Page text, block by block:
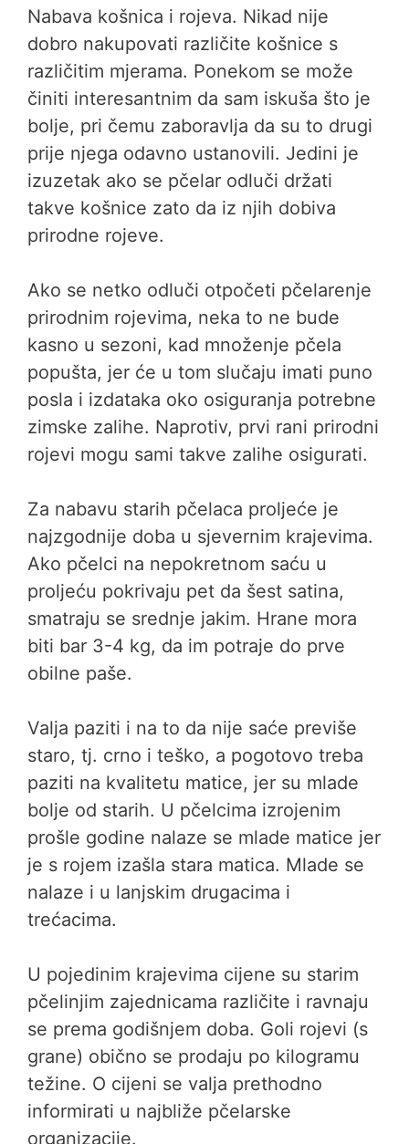
Nabava košnica i rojeva. Nikad nije
dobro nakupovati različite košnice s
različitim mjerama. Ponekom se može
činiti interesantnim da sam iskuša što je
bolje, pri čemu zaboravlja da su to drugi
prije njega odavno ustanovili. Jedini je
izuzetak ako se pčelar odluči držati
takve košnice zato da iz njih dobiva
prirodne rojeve.
Ako se netko odluči otpočeti pčelarenje
prirodnim rojevima, neka to ne bude
kasno u sezoni, kad množenje pčela
popušta, jer će u tom slučaju imati puno
posla i izdataka oko osiguranja potrebne
zimske zalihe. Naprotiv, prvi rani prirodni
rojevi mogu sami takve zalihe osigurati.
Za nabavu starih pčelaca proljeće je
najzgodnije doba u sjevernim krajevima.
Ako pčelci na nepokretnom saću u
proljeću pokrivaju pet da šest satina,
smatraju se srednje jakim. Hrane mora
biti bar 3-4 kg, da im potraje do prve
obilne paše.
Valja paziti i na to da nije saće previše
staro, tj. crno i teško, a pogotovo treba
paziti na kvalitetu matice, jer su mlade
bolje od starih. U pčelcima izrojenim
prošle godine nalaze se mlade matice jer
je s rojem izašla stara matica. Mlade se
nalaze i u lanjskim drugacima i
trećacima.
U pojedinim krajevima cijene su starim
pčelinjim zajednicama različite i ravnaju
se prema godišnjem doba. Goli rojevi (s
grane) obično se prodaju po kilogramu
težine. O cijeni se valja prethodno
informirati u najbliže pčelarske
organizacije.